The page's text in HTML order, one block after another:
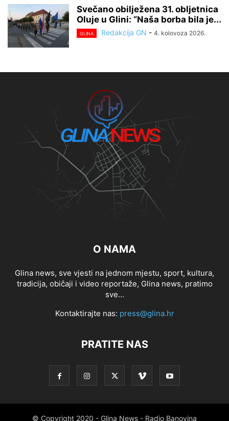
Svečano obilježena 31. obljetnica
Oluje u Glini: “Naša borba bila je...
GLINA Redakcija GN - 4. kolovoza 2026.
O NAMA
Glina news, sve vjesti na jednom mjestu, sport, kultura,
tradicija, običaji i video reportaže, Glina news, pratimo
sve...
Kontaktirajte nas: press@glina.hr
PRATITE NAS
© Copyright 2020 - Glina News - Radio Banovina